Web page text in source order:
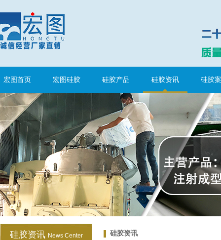
宏图首页 宏图硅胶 硅胶产品 硅胶资讯 硅胶
硅胶资讯 News Center
水泥地暖模块模具硅胶
硅胶资讯